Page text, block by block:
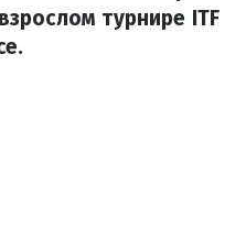
турнире ITF